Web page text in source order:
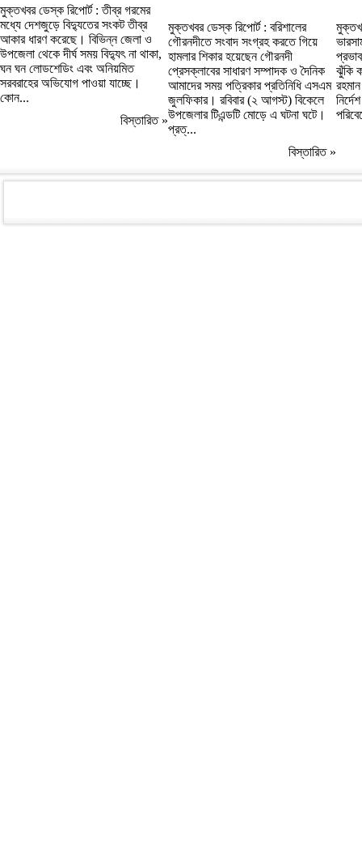
মুক্তখবর ডেস্ক রিপোর্ট : তীব্র গরমের
মধ্যে দেশজুড়ে বিদ্যুতের সংকট তীব্র
আকার ধারণ করেছে। বিভিন্ন জেলা ও
উপজেলা থেকে দীর্ঘ সময় বিদ্যুৎ না থাকা,
ঘন ঘন লোডশেডিং এবং অনিয়মিত
সরবরাহের অভিযোগ পাওয়া যাচ্ছে।
কোন...
বিস্তারিত »
মুক্তখবর ডেস্ক রিপোর্ট : বরিশালের
গৌরনদীতে সংবাদ সংগ্রহ করতে গিয়ে
হামলার শিকার হয়েছেন গৌরনদী
প্রেসক্লাবের সাধারণ সম্পাদক ও দৈনিক
আমাদের সময় পত্রিকার প্রতিনিধি এসএম
জুলফিকার। রবিবার (২ আগস্ট) বিকেলে
উপজেলার টিএন্ডটি মোড়ে এ ঘটনা ঘটে।
প্রত্...
বিস্তারিত »
ঝুঁকি